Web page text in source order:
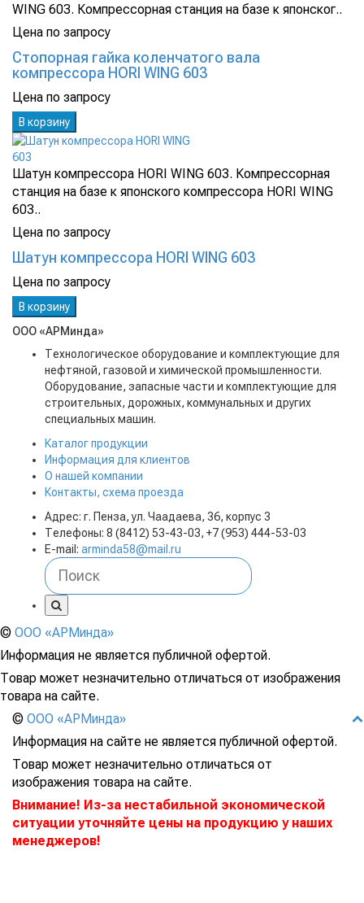
WING 603. Компрессорная станция на базе к японског..
Цена по запросу
Стопорная гайка коленчатого вала
компрессора HORI WING 603
Цена по запросу
В корзину
Шатун компрессора HORI WING 603. Компрессорная
станция на базе к японского компрессора HORI WING
603..
Цена по запросу
Шатун компрессора HORI WING 603
Цена по запросу
В корзину
ООО «АРМинда»
Технологическое оборудование и комплектующие для
нефтяной, газовой и химической промышленности.
Оборудование, запасные части и комплектующие для
строительных, дорожных, коммунальных и других
специальных машин.
Каталог продукции
Информация для клиентов
О нашей компании
Контакты, схема проезда
Адрес: г. Пенза, ул. Чаадаева, 36, корпус 3
Телефоны: 8 (8412) 53-43-03, +7 (953) 444-53-03
E-mail: arminda58@mail.ru
© ООО «АРМинда»
Информация не является публичной офертой.
Товар может незначительно отличаться от изображения
товара на сайте.
© ООО «АРМинда»
Информация на сайте не является публичной офертой.
Товар может незначительно отличаться от
изображения товара на сайте.
Внимание! Из-за нестабильной экономической
ситуации уточняйте цены на продукцию у наших
менеджеров!